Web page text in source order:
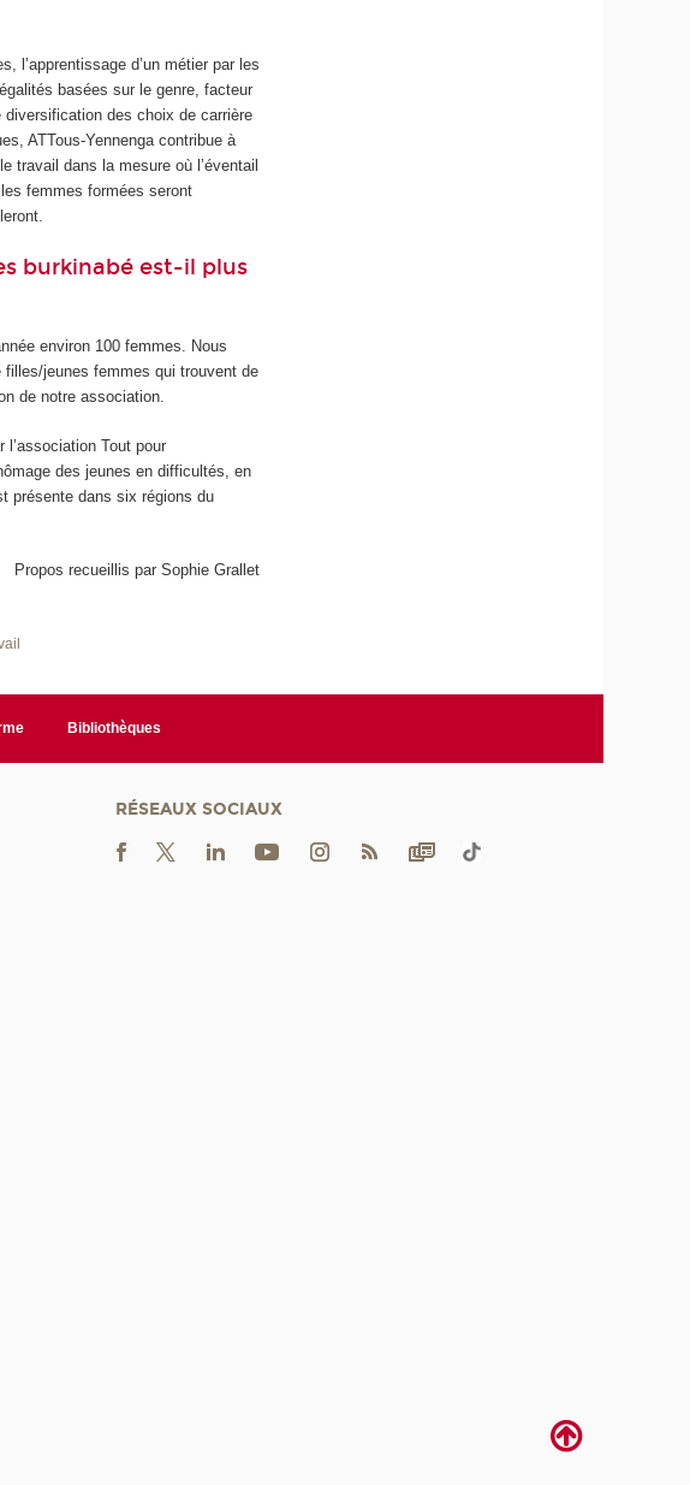
l’apprentissage d’un métier par les
basées sur le genre, facteur
des choix de carrière
ATTous-Yennenga contribue à
travail dans la mesure où l’éventail
femmes formées seront
burkinabé est-il plus
environ 100 femmes. Nous
filles/jeunes femmes qui trouvent de
de notre association.
Tout pour
des jeunes en difficultés, en
présente dans six régions du
Propos recueillis par Sophie Grallet
Bibliothèques
RÉSEAUX SOCIAUX